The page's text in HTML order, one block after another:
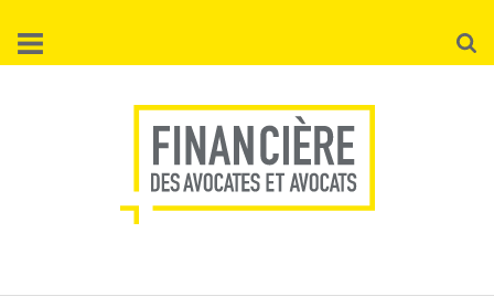
au
contenu